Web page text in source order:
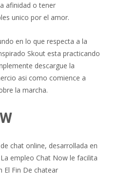
afinidad o tener
unico por el amor.
en lo que respecta a la
Skout esta practicando
descargue la
asi­ como comience a
la marcha.
chat online, desarrollada en
empleo Chat Now le facilita
El Fin De chatear